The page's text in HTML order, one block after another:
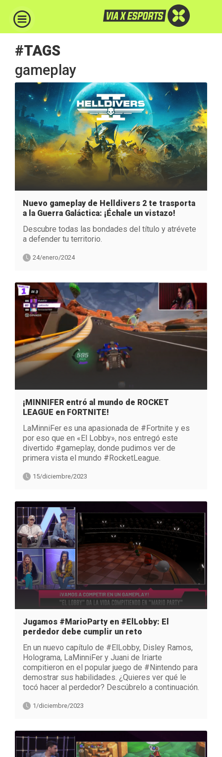
#TAGS
gameplay
Nuevo gameplay de Helldivers 2 te trasporta
a la Guerra Galáctica: ¡Échale un vistazo!
Descubre todas las bondades del título y atrévete
a defender tu territorio.
24/enero/2024
¡MINNIFER entró al mundo de ROCKET
LEAGUE en FORTNITE!
LaMinniFer es una apasionada de #Fortnite y es
por eso que en «El Lobby», nos entregó este
divertido #gameplay, donde pudimos ver de
primera vista el mundo #RocketLeague.
15/diciembre/2023
Jugamos #MarioParty en #ElLobby: El
perdedor debe cumplir un reto
En un nuevo capítulo de #ElLobby, Disley Ramos,
Holograma, LaMinniFer y Juani de Iriarte
compitieron en el popular juego de #Nintendo para
demostrar sus habilidades. ¿Quieres ver qué le
tocó hacer al perdedor? Descúbrelo a continuación.
1/diciembre/2023